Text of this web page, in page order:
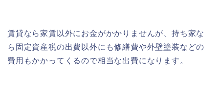
賃貸なら家賃以外にお金がかかりませんが、持ち家な
ら固定資産税の出費以外にも修繕費や外壁塗装などの
費用もかかってくるので相当な出費になります。